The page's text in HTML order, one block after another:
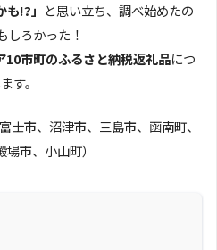
!?」 と思い立ち、調べ始めたの
ろかった！
10市町のふるさと納税返礼品につ
す。
市、沼津市、三島市、函南町、
市、小山町）